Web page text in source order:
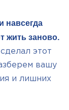
навсегда
жить заново.
этот
вашу
и лишних